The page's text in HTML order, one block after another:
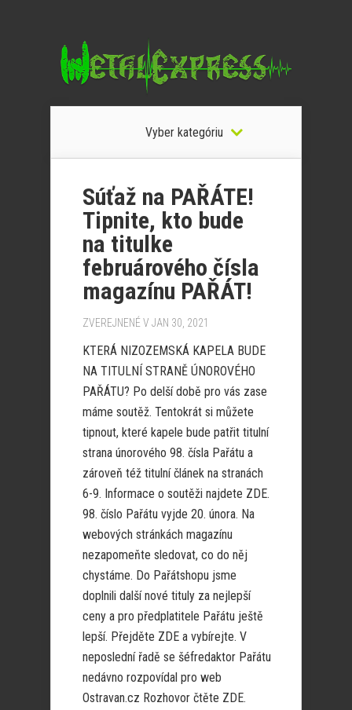
Vyber kategóriu
Súťaž na PAŘÁTE!
Tipnite, kto bude
na titulke
februárového čísla
magazínu PAŘÁT!
ZVEREJNENÉ V JAN 30, 2021
KTERÁ NIZOZEMSKÁ KAPELA BUDE
NA TITULNÍ STRANĚ ÚNOROVÉHO
PAŘÁTU? Po delší době pro vás zase
máme soutěž. Tentokrát si můžete
tipnout, které kapele bude patřit titulní
strana únorového 98. čísla Pařátu a
zároveň též titulní článek na stranách
6-9. Informace o soutěži najdete ZDE.
98. číslo Pařátu vyjde 20. února. Na
webových stránkách magazínu
nezapomeňte sledovat, co do něj
chystáme. Do Pařátshopu jsme
doplnili další nové tituly za nejlepší
ceny a pro předplatitele Pařátu ještě
lepší. Přejděte ZDE a vybírejte. V
neposlední řadě se šéfredaktor Pařátu
nedávno rozpovídal pro web
Ostravan.cz Rozhovor čtěte ZDE.